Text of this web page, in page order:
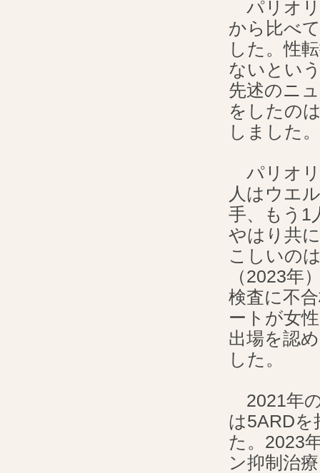
パリオリ
から比べ
した。性
ないとい
先述のニ
をしたの
しました。
パリオリ
人はウエ
手、もう1
やはり共
こしいの
（2023年
検査に不
ートが女
出場を認
した。
2021年
は5ARDを
た。2023
ン抑制治